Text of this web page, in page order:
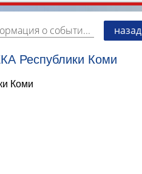
деятельности города. Страницу наполняют платные и бесплатные объявления, имеющие функцию "поднятия вверх списка". назад
Республики Коми
Коми